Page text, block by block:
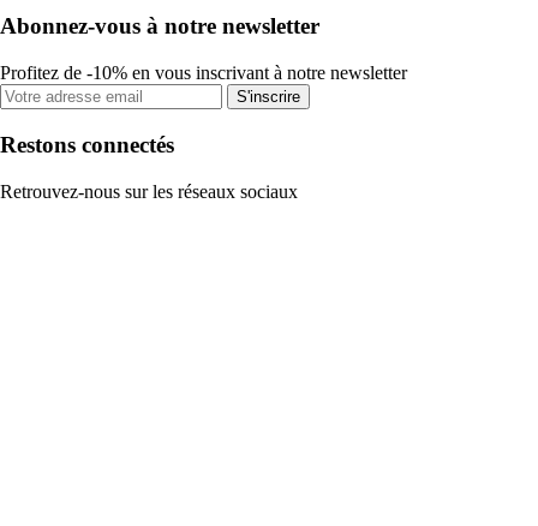
Abonnez-vous à notre newsletter
Profitez de -10% en vous inscrivant à notre newsletter
S'inscrire
Restons connectés
Retrouvez-nous sur les réseaux sociaux